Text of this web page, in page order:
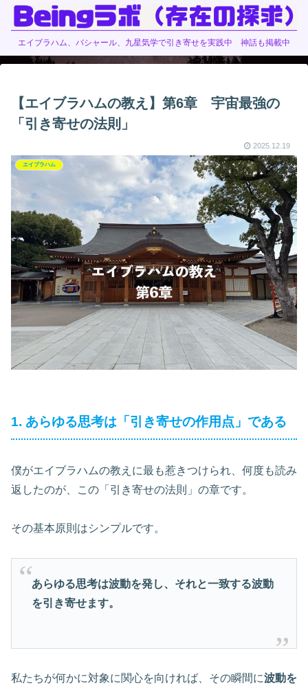
エイブラハム、バシャール、九星気学で引き寄せを実践中 神話も掲載中
【エイブラハムの教え】第6章 宇宙最強の
「引き寄せの法則」
2025.12.19
エイブラハム
1. あらゆる思考は「引き寄せの作用点」である
僕がエイブラハムの教えに最も惹きつけられ、何度も読み
返したのが、この「引き寄せの法則」の章です。
その基本原則はシンプルです。
あらゆる思考は波動を発し、それと一致する波動
を引き寄せます。
私たちが何かに対象に関心を向ければ、その瞬間に波動を